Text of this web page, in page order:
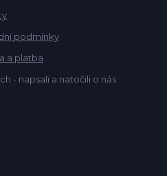
podmínky
a platba
- napsali a natočili o nás